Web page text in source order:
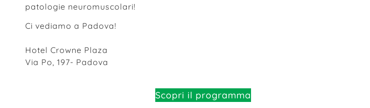
patologie neuromuscolari!
Ci vediamo a Padova!
Hotel Crowne Plaza
Via Po, 197- Padova
Scopri il programma